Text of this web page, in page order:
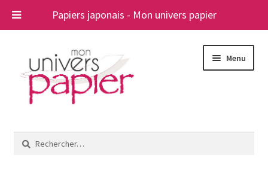
Papiers japonais - Mon univers papier
navigation
contenu
Menu
le
Rechercher :